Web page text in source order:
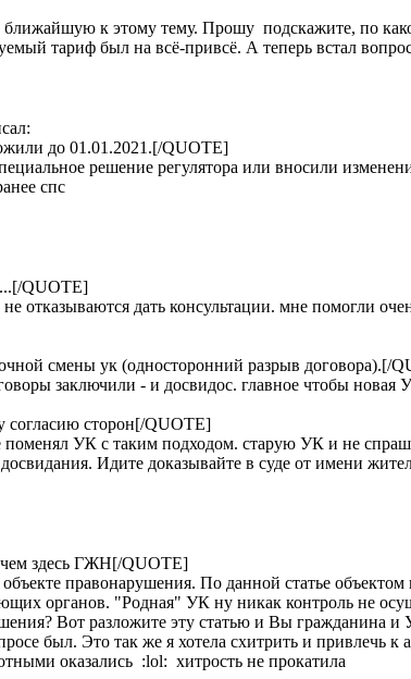
к этому тему. Прошу подскажите, по
тариф был на всё-привсё. А теперь встал
до 01.01.2021.[/QUOTE]
решение регулятора или вносили
спс
QUOTE]
отказываются дать консультации. мне помогли
смены ук (односторонний разрыв договора).[/
заключили - и досвидос. главное чтобы новая
сторон[/QUOTE]
УК с таким подходом. старую УК и не
Идите доказывайте в суде от имени
здесь ГЖН[/QUOTE]
правонарушения. По данной статье объектом
органов. "Родная" УК ну никак контроль не
Вот разложите эту статью и Вы гражданина
был. Это так же я хотела схитрить и привлечь
оказались :lol: хитрость не прокатила